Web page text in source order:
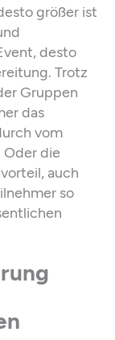
größer ist
desto
Trotz
Gruppen
das
vom
Oder die
auch
so